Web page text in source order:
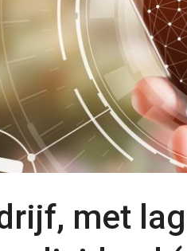
met